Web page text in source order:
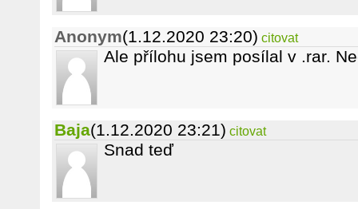
Anonym(1.12.2020 23:20) citovat
Ale přílohu jsem posílal v .rar.
Baja(1.12.2020 23:21) citovat
Snad teď